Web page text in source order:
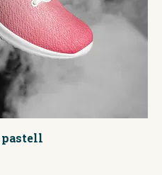
pastell